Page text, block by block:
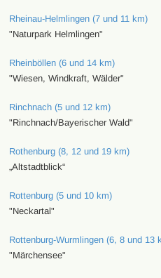
Rheinau-Helmlingen (7 und 11 km)
"Naturpark Helmlingen"
Rheinböllen (6 und 14 km)
"Wiesen, Windkraft, Wälder"
Rinchnach (5 und 12 km)
"Rinchnach/Bayerischer Wald"
Rothenburg (8, 12 und 19 km)
„Altstadtblick“
Rottenburg (5 und 10 km)
"Neckartal"
Rottenburg-Wurmlingen (6, 8 und 13
"Märchensee"